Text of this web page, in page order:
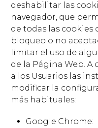
deshabilitar las
navegador, que
de todas las cookies
bloqueo o no
limitar el uso de
de la Página Web.
a los Usuarios las
modificar la
más habituales:
Google Chrome: